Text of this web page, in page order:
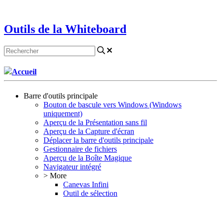
Outils de la Whiteboard
Accueil
Barre d'outils principale
Bouton de bascule vers Windows (Windows
uniquement)
Aperçu de la Présentation sans fil
Aperçu de la Capture d'écran
Déplacer la barre d'outils principale
Gestionnaire de fichiers
Aperçu de la Boîte Magique
Navigateur intégré
> More
Canevas Infini
Outil de sélection